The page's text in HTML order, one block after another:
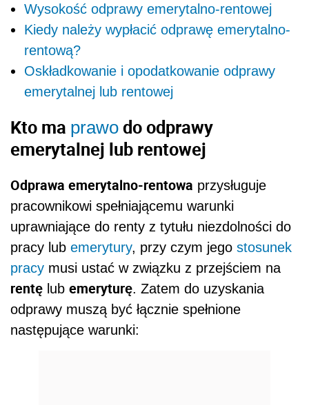
Wysokość odprawy emerytalno-rentowej
Kiedy należy wypłacić odprawę emerytalno-
rentową?
Oskładkowanie i opodatkowanie odprawy
emerytalnej lub rentowej
Kto ma prawo do odprawy
emerytalnej lub rentowej
Odprawa emerytalno-rentowa przysługuje
pracownikowi spełniającemu warunki
uprawniające do renty z tytułu niezdolności do
pracy lub emerytury, przy czym jego stosunek
pracy musi ustać w związku z przejściem na
rentę lub emeryturę. Zatem do uzyskania
odprawy muszą być łącznie spełnione
następujące warunki: